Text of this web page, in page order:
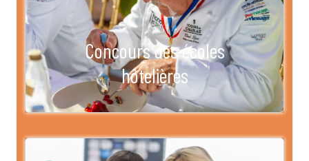
Concours des écoles
hôtelières